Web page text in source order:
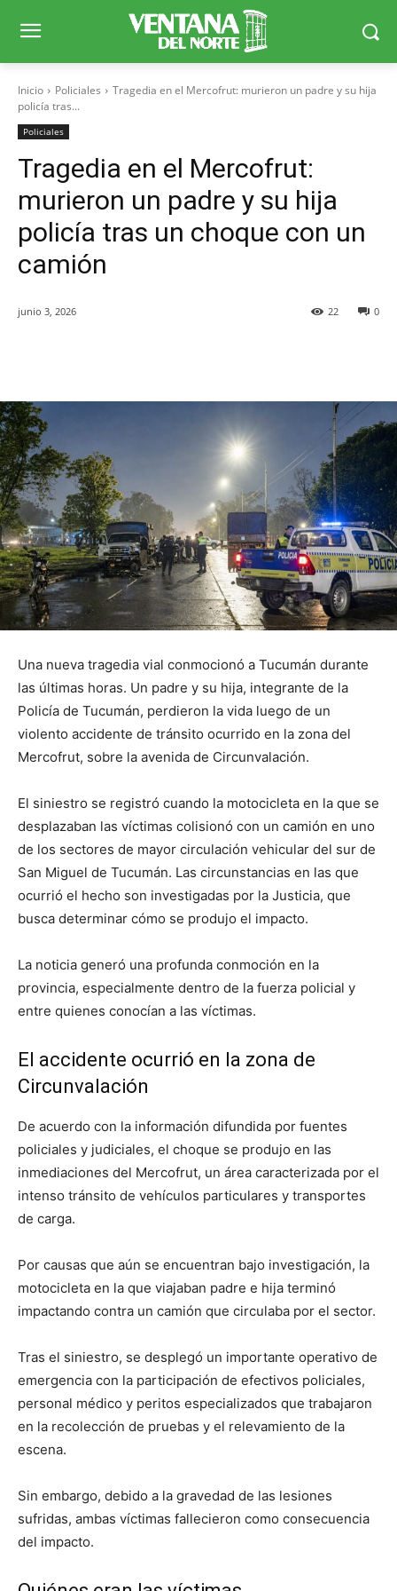
Inicio Policiales
Tragedia en el Mercofrut: murieron un padre y su hija
policía tras...
Policiales
Tragedia en el Mercofrut:
murieron un padre y su hija
policía tras un choque con un
camión
junio 3, 2026 0
22
Una nueva tragedia vial conmocionó a Tucumán durante
las últimas horas. Un padre y su hija, integrante de la
Policía de Tucumán, perdieron la vida luego de un
violento accidente de tránsito ocurrido en la zona del
Mercofrut, sobre la avenida de Circunvalación.
El siniestro se registró cuando la motocicleta en la que se
desplazaban las víctimas colisionó con un camión en uno
de los sectores de mayor circulación vehicular del sur de
San Miguel de Tucumán. Las circunstancias en las que
ocurrió el hecho son investigadas por la Justicia, que
busca determinar cómo se produjo el impacto.
La noticia generó una profunda conmoción en la
provincia, especialmente dentro de la fuerza policial y
entre quienes conocían a las víctimas.
El accidente ocurrió en la zona de
Circunvalación
De acuerdo con la información difundida por fuentes
policiales y judiciales, el choque se produjo en las
inmediaciones del Mercofrut, un área caracterizada por el
intenso tránsito de vehículos particulares y transportes
de carga.
Por causas que aún se encuentran bajo investigación, la
motocicleta en la que viajaban padre e hija terminó
impactando contra un camión que circulaba por el sector.
Tras el siniestro, se desplegó un importante operativo de
emergencia con la participación de efectivos policiales,
personal médico y peritos especializados que trabajaron
en la recolección de pruebas y el relevamiento de la
escena.
Sin embargo, debido a la gravedad de las lesiones
sufridas, ambas víctimas fallecieron como consecuencia
del impacto.